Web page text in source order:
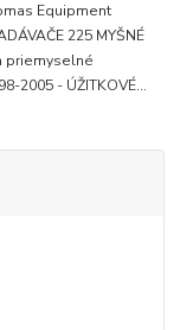
Equipment
225 MYŠNÉ
priemyselné
2005 - ÚŽITKOVÉ...